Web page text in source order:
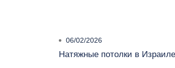
06/02/2026
Натяжные потолки в Израиле